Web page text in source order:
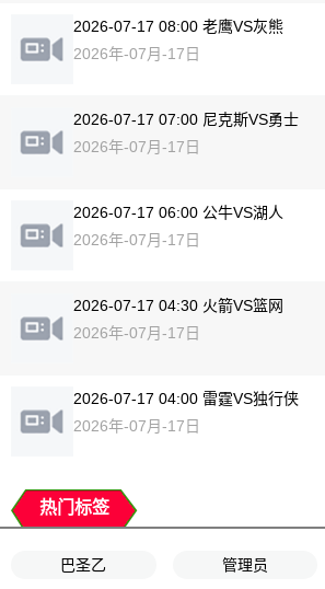
2026-07-17 08:00 老鹰VS灰熊
2026年-07月-17日
2026-07-17 07:00 尼克斯VS勇士
2026年-07月-17日
2026-07-17 06:00 公牛VS湖人
2026年-07月-17日
2026-07-17 04:30 火箭VS篮网
2026年-07月-17日
2026-07-17 04:00 雷霆VS独行侠
2026年-07月-17日
热门标签
巴圣乙 管理员